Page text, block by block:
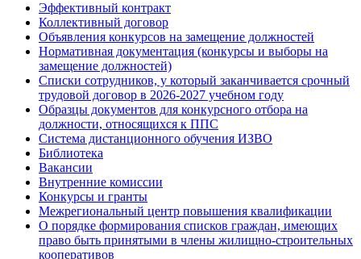
Эффективный контракт
Коллективный договор
Объявления конкурсов на замещение должностей
Нормативная документация (конкурсы и выборы на
замещение должностей)
Списки сотрудников, у который заканчивается срочный
трудовой договор в 2026-2027 учебном году
Образцы документов для конкурсного отбора на
должности, относящихся к ППС
Система дистанционного обучения ИЗВО
Библиотека
Вакансии
Внутренние комиссии
Конкурсы и гранты
Межрегиональный центр повышения квалификации
О порядке формирования списков граждан, имеющих
право быть принятыми в члены жилищно-строительных
кооперативов